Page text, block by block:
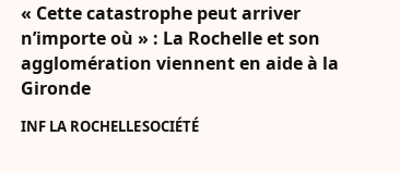
« Cette catastrophe peut arriver
n’importe où » : La Rochelle et son
agglomération viennent en aide à la
Gironde
INF LA ROCHELLESOCIÉTÉ